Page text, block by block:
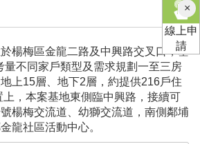
楊梅區金龍二路及中興路交叉口，基
量不同家戶類型及需求規劃一至三房
上15層、地下2層，約提供216戶住
，本案基地東側臨中興路，接續可
楊梅交流道、幼獅交流道，南側鄰埔
龍社區活動中心。
×關
閉
線上申
請